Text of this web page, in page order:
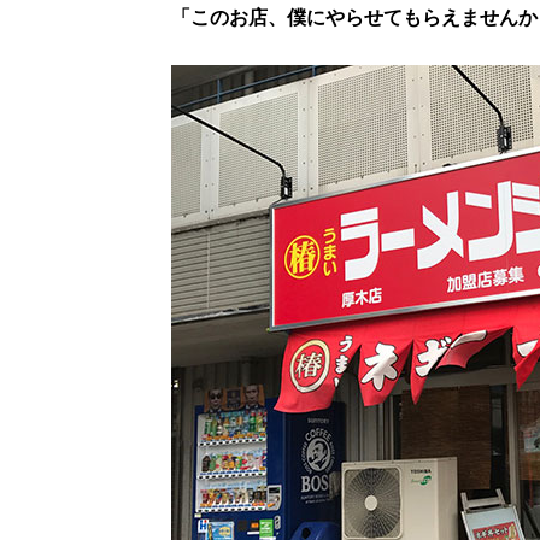
「このお店、僕にやらせてもらえません